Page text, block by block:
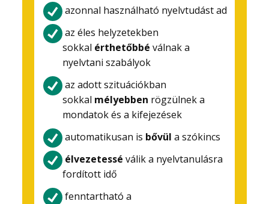
azonnal használható nyelvtudást ad
az éles helyzetekben
sokkal érthetőbbé válnak a
nyelvtani szabályok
az adott szituációkban
sokkal mélyebben rögzülnek a
mondatok és a kifejezések
automatikusan is bővül a szókincs
élvezetessé válik a nyelvtanulásra
fordított idő
fenntartható a